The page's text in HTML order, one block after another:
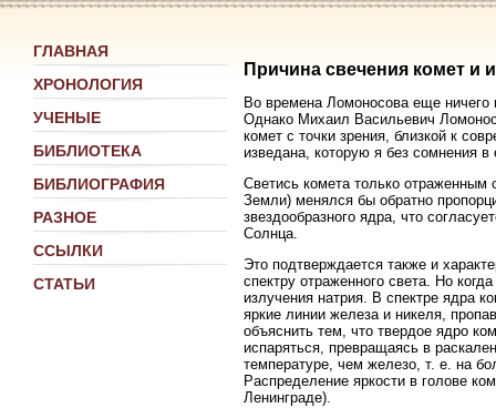
ГЛАВНАЯ
ХРОНОЛОГИЯ
УЧЕНЫЕ
БИБЛИОТЕКА
БИБЛИОГРАФИЯ
РАЗНОЕ
ССЫЛКИ
СТАТЬИ
Причина свечения комет и
Во времена Ломоносова еще ничего
Однако Михаил Васильевич
комет с точки зрения, близкой к
изведана, которую я без сомнения
Светись комета только отраженным
Земли) менялся бы обратно
звездообразного ядра, что
Солнца.
Это подтверждается также и
спектру отраженного света. Но
излучения натрия. В спектре ядра
яркие линии железа и никеля,
объяснить тем, что твердое ядро
испаряться, превращаясь в
температуре, чем железо, т. е. на
Распределение яркости в голове
Ленинграде).